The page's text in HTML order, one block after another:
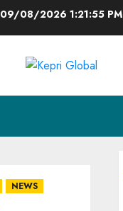
09/08/2026 1:21:56 PM
NEWS